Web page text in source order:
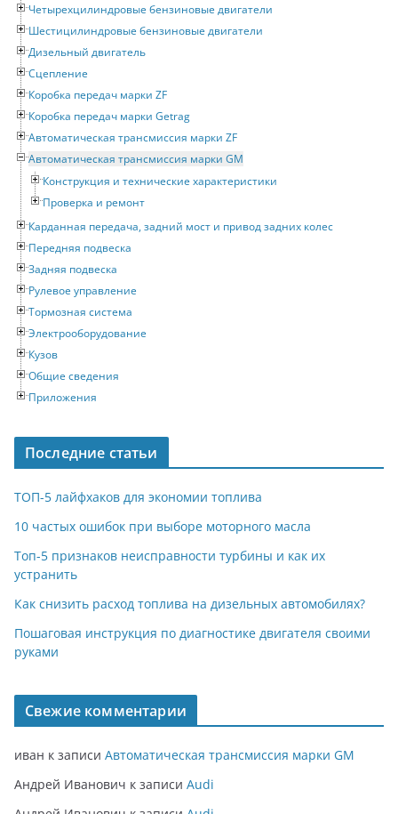
Четырехцилиндровые бензиновые двигатели
Шестицилиндровые бензиновые двигатели
Дизельный двигатель
Сцепление
Коробка передач марки ZF
Коробка передач марки Getrag
Автоматическая трансмиссия марки ZF
Автоматическая трансмиссия марки GM
Конструкция и технические характеристики
Проверка и ремонт
Карданная передача, задний мост и привод задних колес
Передняя подвеска
Задняя подвеска
Рулевое управление
Тормозная система
Электрооборудование
Кузов
Общие сведения
Приложения
Последние статьи
ТОП-5 лайфхаков для экономии топлива
10 частых ошибок при выборе моторного масла
Топ-5 признаков неисправности турбины и как их
устранить
Как снизить расход топлива на дизельных автомобилях?
Пошаговая инструкция по диагностике двигателя своими
руками
Свежие комментарии
иван к записи Автоматическая трансмиссия марки GM
Андрей Иванович к записи Audi